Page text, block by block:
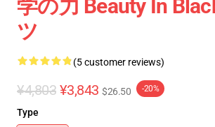
学の力 Beauty In
ツ
(5 customer reviews)
¥4,803 ¥3,843 $26.50 -20%
Type